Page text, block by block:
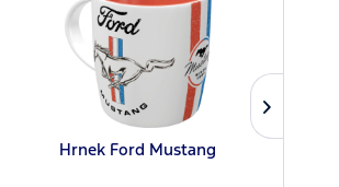
Hrnek Ford Mustang